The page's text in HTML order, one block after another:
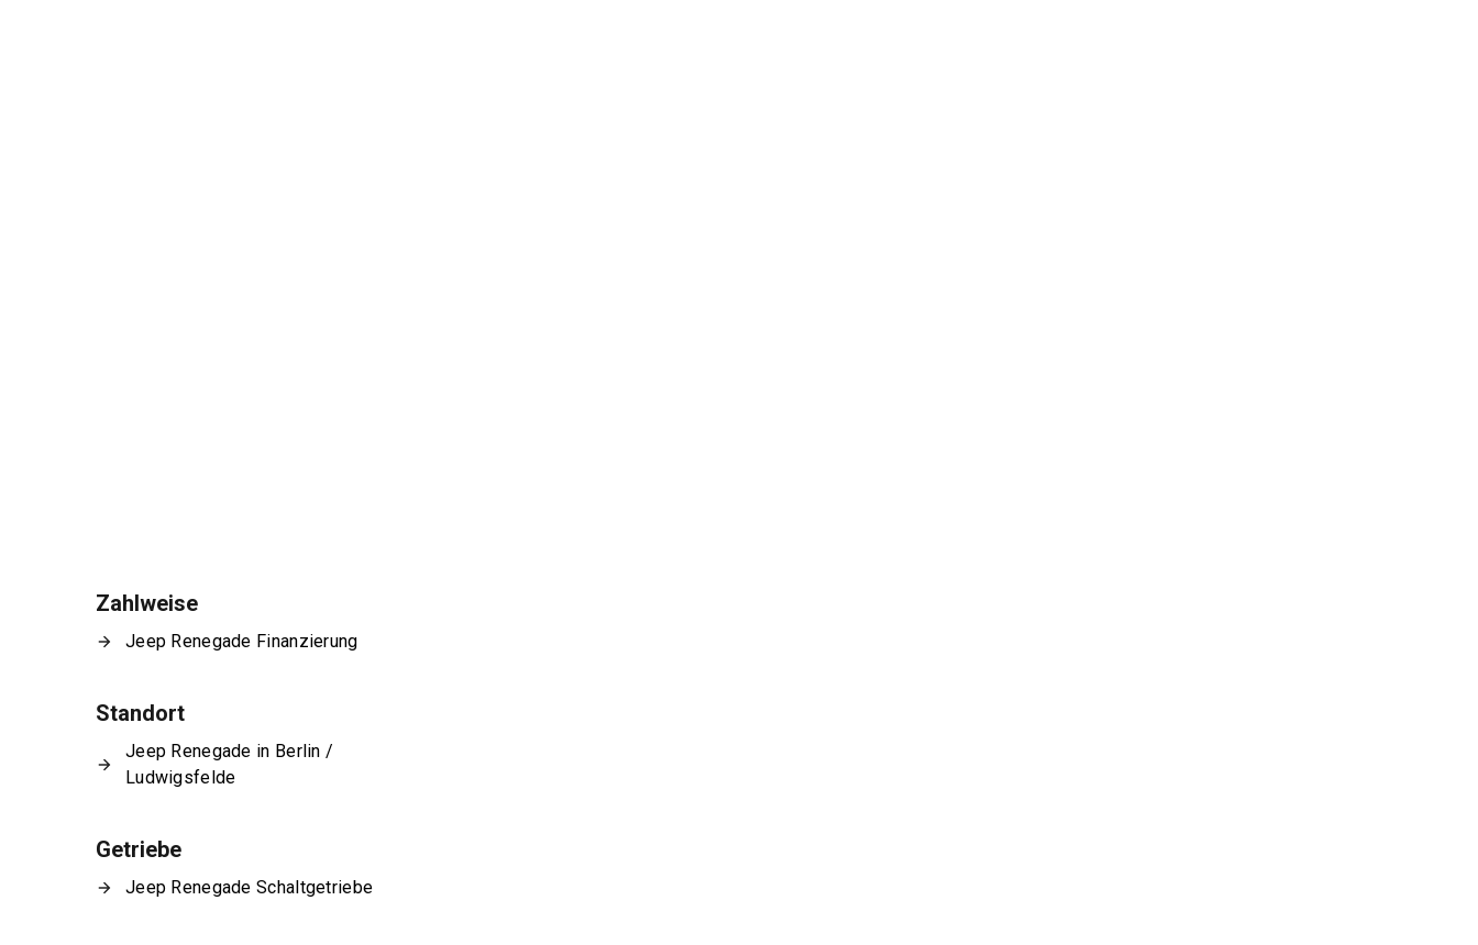
Zahlweise
Jeep Renegade Finanzierung
Standort
Jeep Renegade in Berlin /
Ludwigsfelde
Getriebe
Jeep Renegade Schaltgetriebe